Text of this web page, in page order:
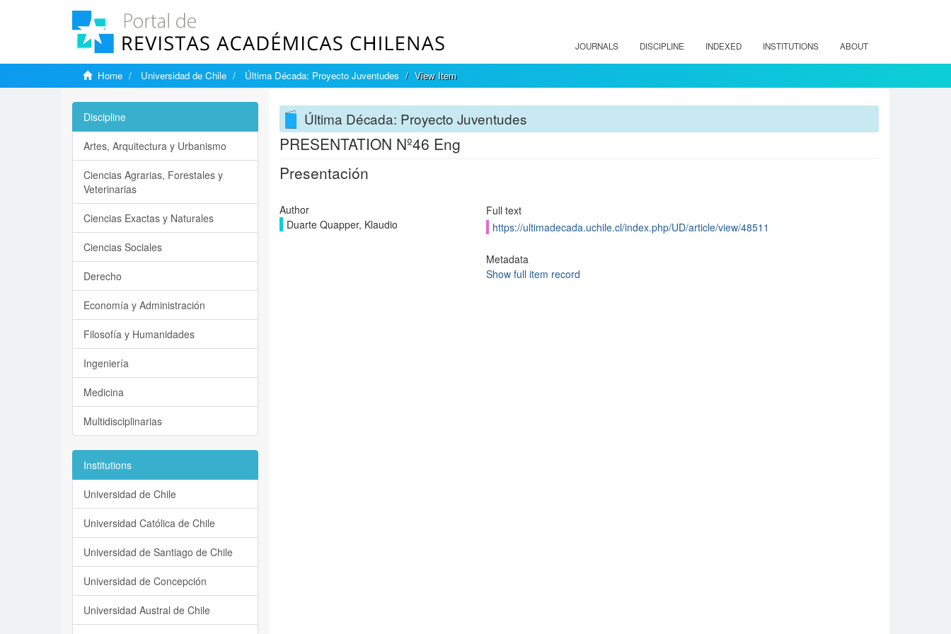
JOURNALS DISCIPLINE INDEXED INSTITUTIONS ABOUT
Home Universidad de Chile Última Década: Proyecto Juventudes View Item
Última Década: Proyecto Juventudes
PRESENTATION Nº46 Eng
Presentación
Author
Duarte Quapper, Klaudio
Full text
https://ultimadecada.uchile.cl/index.php/UD/article/view/48511
Metadata
Show full item record
Discipline
Artes, Arquitectura y Urbanismo
Ciencias Agrarias, Forestales y
Veterinarias
Ciencias Exactas y Naturales
Ciencias Sociales
Derecho
Economía y Administración
Filosofía y Humanidades
Ingeniería
Medicina
Multidisciplinarias
Institutions
Universidad de Chile
Universidad Católica de Chile
Universidad de Santiago de Chile
Universidad de Concepción
Universidad Austral de Chile